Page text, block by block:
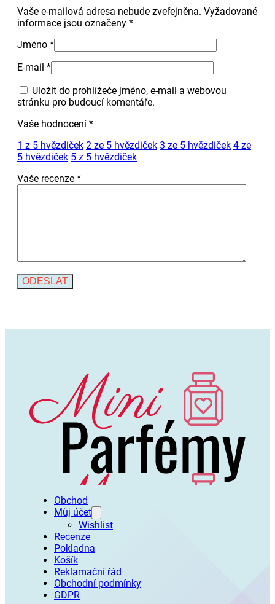
Vaše e-mailová adresa nebude zveřejněna. Vyžadované
informace jsou označeny *
Jméno *
E-mail *
Uložit do prohlížeče jméno, e-mail a webovou
stránku pro budoucí komentáře.
Vaše hodnocení *
1 z 5 hvězdiček 2 ze 5 hvězdiček 3 ze 5 hvězdiček 4 ze
5 hvězdiček 5 z 5 hvězdiček
Vaše recenze *
Obchod
Můj účet
Wishlist
Recenze
Pokladna
Košík
Reklamační řád
Obchodní podmínky
GDPR